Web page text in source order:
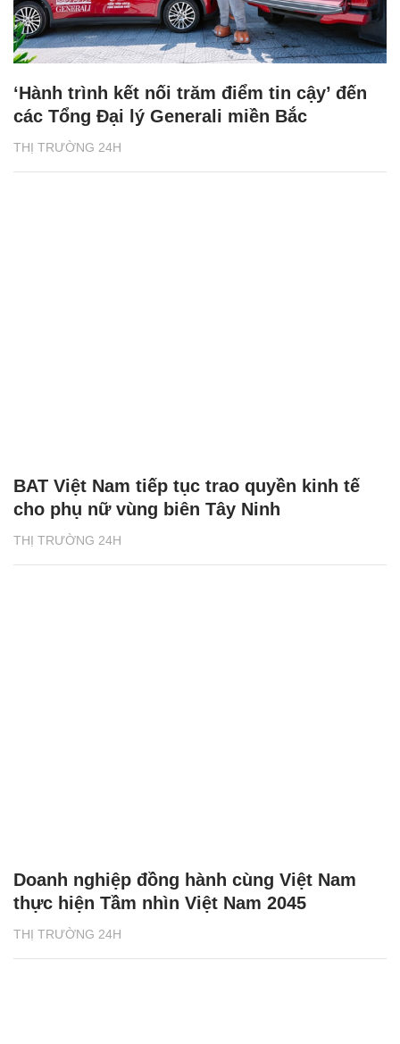
THỊ TRƯỜNG 24H
‘Hành trình kết nối trăm điểm tin cậy’ đến
các Tổng Đại lý Generali miền Bắc
THỊ TRƯỜNG 24H
BAT Việt Nam tiếp tục trao quyền kinh tế
cho phụ nữ vùng biên Tây Ninh
THỊ TRƯỜNG 24H
Doanh nghiệp đồng hành cùng Việt Nam
thực hiện Tầm nhìn Việt Nam 2045